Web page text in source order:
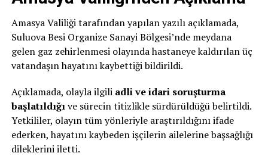
Amasya Valiliği tarafından yapılan yazılı açıklamada,
Suluova Besi Organize Sanayi Bölgesi’nde meydana
gelen gaz zehirlenmesi olayında hastaneye kaldırılan üç
vatandaşın hayatını kaybettiği bildirildi.
Açıklamada, olayla ilgili adli ve idari soruşturma
başlatıldığıve sürecin titizlikle sürdürüldüğü belirtildi.
Yetkililer, olayın tüm yönleriyle araştırıldığını ifade
ederken, hayatını kaybeden işçilerin ailelerine başsağlığı
dileklerini iletti.